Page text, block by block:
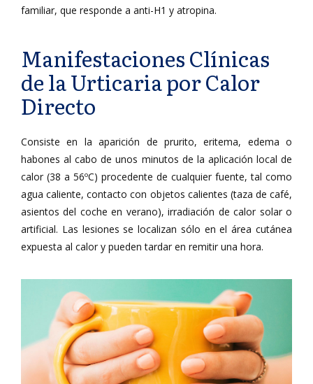
familiar, que responde a anti-H1 y atropina.
Manifestaciones Clínicas
de la Urticaria por Calor
Directo
Consiste en la aparición de prurito, eritema, edema o
habones al cabo de unos minutos de la aplicación local de
calor (38 a 56ºC) procedente de cualquier fuente, tal como
agua caliente, contacto con objetos calientes (taza de café,
asientos del coche en verano), irradiación de calor solar o
artificial. Las lesiones se localizan sólo en el área cutánea
expuesta al calor y pueden tardar en remitir una hora.